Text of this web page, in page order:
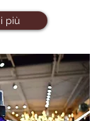
più